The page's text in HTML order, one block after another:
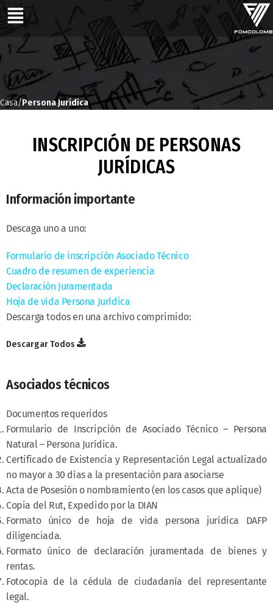
Casa Persona Jurídica
INSCRIPCIÓN DE PERSONAS
JURÍDICAS
Información importante
Descaga uno a uno:
Formulario de inscripción Asociado Técnico
Cuadro de resumen de experiencia
Declaración Juramentada
Hoja de vida Persona Jurídica
Descarga todos en una archivo comprimido:
Descargar Todos
Asociados técnicos
Documentos requeridos
Formulario de Inscripción de Asociado Técnico – Persona
Natural – Persona Jurídica.
Certificado de Existencia y Representación Legal actualizado
no mayor a 30 días a la presentación para asociarse
Acta de Posesión o nombramiento (en los casos que aplique)
Copia del Rut, Expedido por la DIAN
Formato único de hoja de vida persona jurídica DAFP
diligenciada.
Formato único de declaración juramentada de bienes y
rentas.
Fotocopia de la cédula de ciudadanía del representante
legal.